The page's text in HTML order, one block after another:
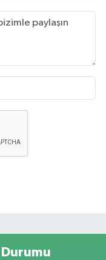
Durumu